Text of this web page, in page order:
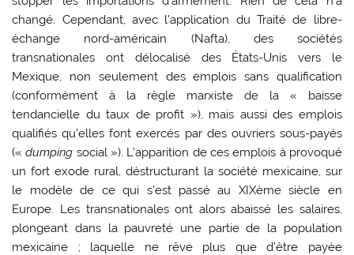
changé. Cependant, avec l’application du Traité de libre-
échange nord-américain (Nafta), des sociétés
transnationales ont délocalisé des États-Unis vers le
Mexique, non seulement des emplois sans qualification
(conformément à la règle marxiste de la « baisse
tendancielle du taux de profit »), mais aussi des emplois
qualifiés qu’elles font exercés par des ouvriers sous-payés
(«dumping social »). L’apparition de ces emplois à provoqué
un fort exode rural, déstructurant la société mexicaine, sur
le modèle de ce qui s’est passé au XIXème siècle en
Europe. Les transnationales ont alors abaissé les salaires,
plongeant dans la pauvreté une partie de la population
mexicaine ; laquelle ne rêve plus que d’être payée